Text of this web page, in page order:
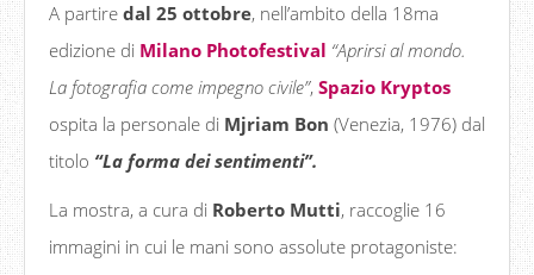
A partire dal 25 ottobre, nell’ambito della 18ma
edizione di Milano Photofestival “Aprirsi al mondo.
La fotografia come impegno civile”, Spazio Kryptos
ospita la personale di Mjriam Bon (Venezia, 1976) dal
titolo “La forma dei sentimenti”.
La mostra, a cura di Roberto Mutti, raccoglie 16
immagini in cui le mani sono assolute protagoniste: